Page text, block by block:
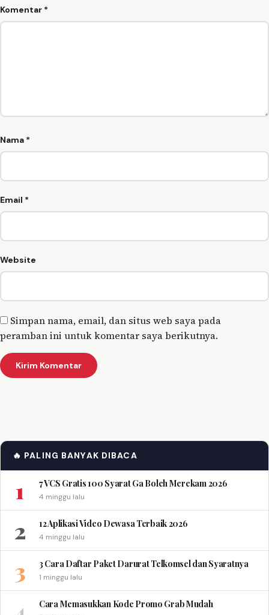
Komentar *
Nama *
Email *
Website
Simpan nama, email, dan situs web saya pada
peramban ini untuk komentar saya berikutnya.
🔥 PALING BANYAK DIBACA
1 7 VCS Gratis 100 Syarat Ga Boleh Merekam 2026
4 minggu lalu
2 12 Aplikasi Video Dewasa Terbaik 2026
4 minggu lalu
3 3 Cara Daftar Paket Darurat Telkomsel dan Syaratnya
1 minggu lalu
Cara Memasukkan Kode Promo Grab Mudah